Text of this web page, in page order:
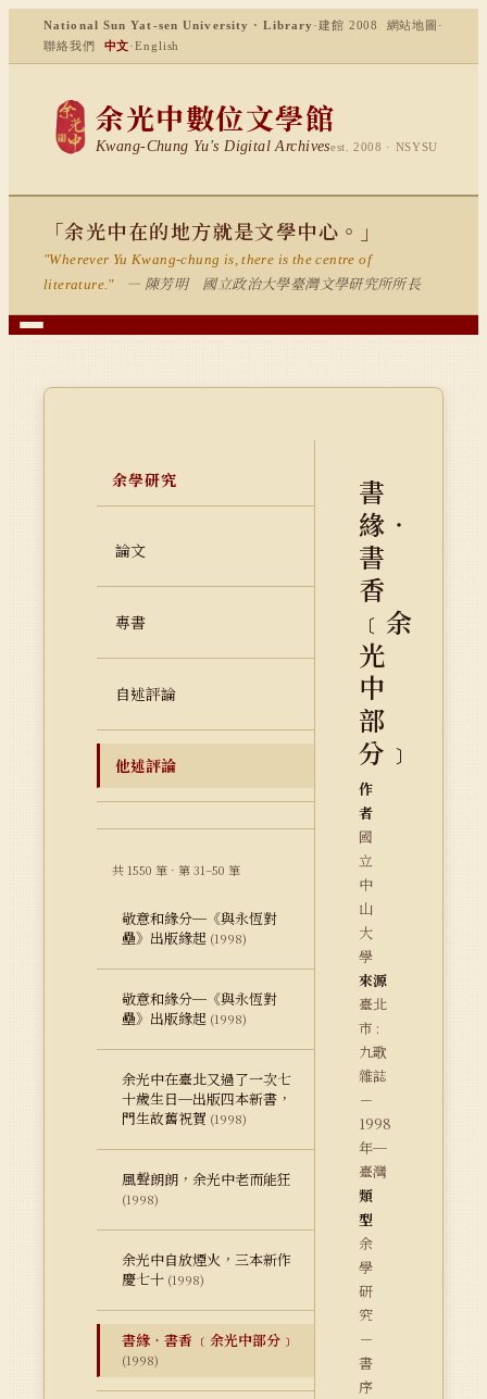
National Sun Yat-sen University · Library ·建館 2008 網站地圖 ·
聯絡我們
中文·English
余光中數位文學館
Kwang-Chung Yu's Digital Archivesest. 2008 · NSYSU
「余光中在的地方就是文學中心。」
"Wherever Yu Kwang-chung is, there is the centre of
literature."
— 陳芳明 國立政治大學臺灣文學研究所所長
余學研究
論文
專書
自述評論
他述評論
共 1550 筆 · 第 31–50 筆
敬意和緣分─《與永恆對
壘》出版緣起 (1998)
敬意和緣分─《與永恆對
壘》出版緣起 (1998)
余光中在臺北又過了一次七
十歲生日─出版四本新書，
門生故舊祝賀 (1998)
風聲朗朗，余光中老而能狂
(1998)
余光中自放煙火，三本新作
慶七十 (1998)
書緣‧書香 ﹝余光中部分﹞
(1998)
書
緣‧
書
香
﹝余
光
中
部
分﹞
作
者
國
立
中
山
大
學
來源
臺北
市 :
九歌
雜誌
－
1998
年─
臺灣
類
型
余
學
研
究
－
書
序